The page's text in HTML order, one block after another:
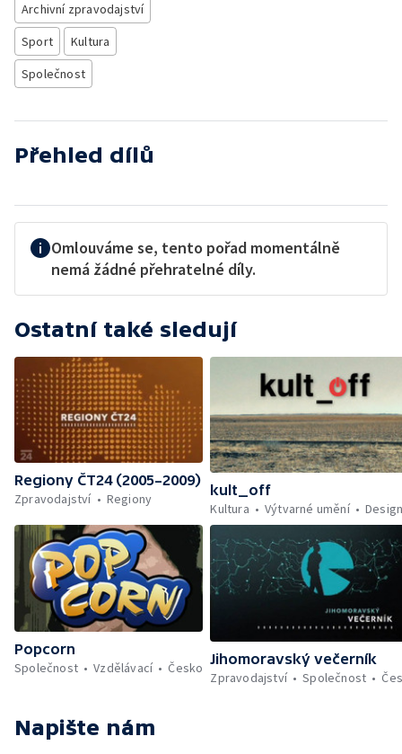
Archivní zpravodajství
Sport
Kultura
Společnost
Přehled dílů
Omlouváme se, tento pořad momentálně
nemá žádné přehratelné díly.
Ostatní také sledují
Regiony ČT24 (2005–2009)
Zpravodajství
Regiony
kult_off
Kultura
Výtvarné umění
Popcorn
Společnost
Vzdělávací Česko
Jihomoravský večerník
Zpravodajství
Společnost
Napište nám